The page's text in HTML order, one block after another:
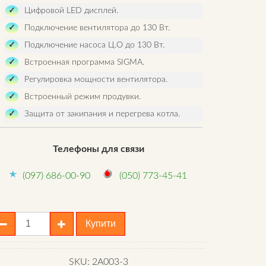
Цифровой LЕD дисплей.
Подключение вентилятора до 130 Вт.
Подключение насоса Ц.О до 130 Вт.
Встроенная программа SIGMA.
Регулировка мощности вентилятора.
Встроенный режим продувки.
Защита от закипания и перегрева котла.
Телефоны для связи
(097) 686-00-90 (050) 773-45-41
Купити
SKU: 2A003-3